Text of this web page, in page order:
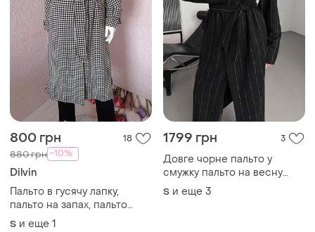
800 грн 18
880 грн -10%
Dilvin
Пальто в гусячу лапку,
пальто на запах, пальто
картате
S и еще 1
1799 грн 3
Довге чорне пальто у
смужку пальто на весну
весняне пальто демі
демісезоне пальто
S и еще 3